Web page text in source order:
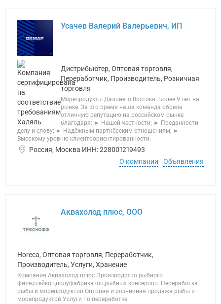
Усачев Валерий Валерьевич, ИП
Дистрибьютер, Оптовая торговля,
Переработчик, Производитель, Розничная
торговля
Морепродукты Дальнего Востока. Более 9 лет на
рынке. За это время наша команда обрела
отличную репутацию на российском рынке
благодаря: ► Нашей честности; ► Преданности
делу и слову; ► Надёжным партнёрским отношениям; ►
Высокому уровню клиентоориентированности.
Россия, Москва ИНН: 228001219493
О компании
Объявления
Аквахолод плюс, ООО
Horeca, Оптовая торговля, Переработчик,
Производитель, Услуги, Хранение
Компания Аквахолод плюс Производство рыбного
филе,стейков,полуфабрикатов,рыбных консервов. Переработка
рыбы и морепродуктов.Оптовая и розничная продажа рыбы и
морепродуктов.Услуги по переработке.